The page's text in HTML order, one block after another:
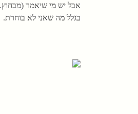
אבל יש מי שיאמר
בגלל מה שאני לא בוחרת.